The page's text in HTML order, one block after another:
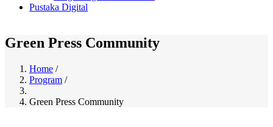
Pustaka Digital
Green Press Community
Breadcrumb
Home /
Program /
Green Press Community